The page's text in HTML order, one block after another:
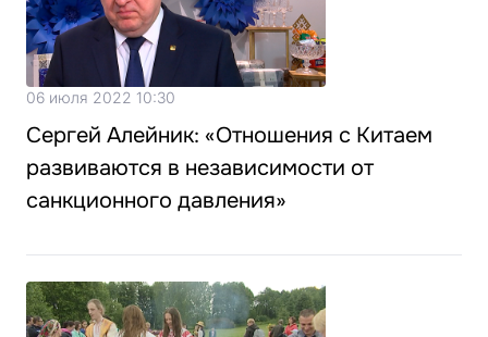
06 июля 2022 10:30
Сергей Алейник: «Отношения с Китаем
развиваются в независимости от
санкционного давления»